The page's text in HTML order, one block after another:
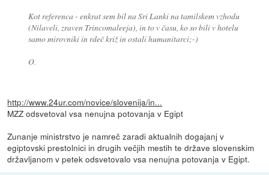
Kot referenca - enkrat sem bil na Sri Lanki na tamilskem vzhodu
(Nilaveli, zraven Trincomaleeja), in to v času, ko so bili v hotelu
samo mirovniki in rdeč križ in ostali humanitarci;-)
O.
http://www.24ur.com/novice/slovenija/in...
MZZ odsvetoval vsa nenujna potovanja v Egipt
Zunanje ministrstvo je namreč zaradi aktualnih dogajanj v
egiptovski prestolnici in drugih večjih mestih te države slovenskim
državljanom v petek odsvetovalo vsa nenujna potovanja v Egipt.